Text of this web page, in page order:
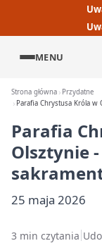
MENU
Strona główna
Przydatne
Parafia Chrystusa Króla w
Parafia
Olsztynie
25 maja 2026
3 min czytania